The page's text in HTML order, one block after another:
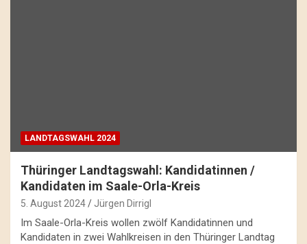
LANDTAGSWAHL 2024
Thüringer Landtagswahl: Kandidatinnen /
Kandidaten im Saale-Orla-Kreis
5. August 2024 Jürgen Dirrigl
Im Saale-Orla-Kreis wollen zwölf Kandidatinnen und
Kandidaten in zwei Wahlkreisen in den Thüringer Landtag